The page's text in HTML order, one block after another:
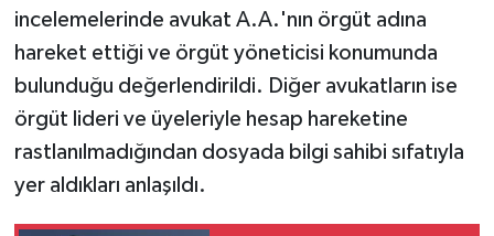
incelemelerinde avukat A.A.'nın örgüt adına
hareket ettiği ve örgüt yöneticisi konumunda
bulunduğu değerlendirildi. Diğer avukatların ise
örgüt lideri ve üyeleriyle hesap hareketine
rastlanılmadığından dosyada bilgi sahibi sıfatıyla
yer aldıkları anlaşıldı.